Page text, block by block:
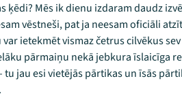
ķēdi? Mēs ik dienu izdaram daudz
vēstneši, pat ja neesam oficiāli
ietekmēt vismaz četrus cilvēkus
pārmaiņu nekā jebkura īslaicīga
jau esi vietējās pārtikas un īsās